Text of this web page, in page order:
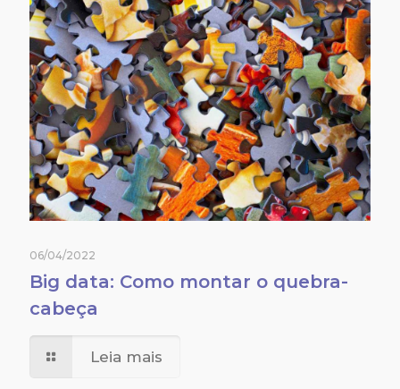
06/04/2022
Big data: Como montar o quebra-
cabeça
Leia mais